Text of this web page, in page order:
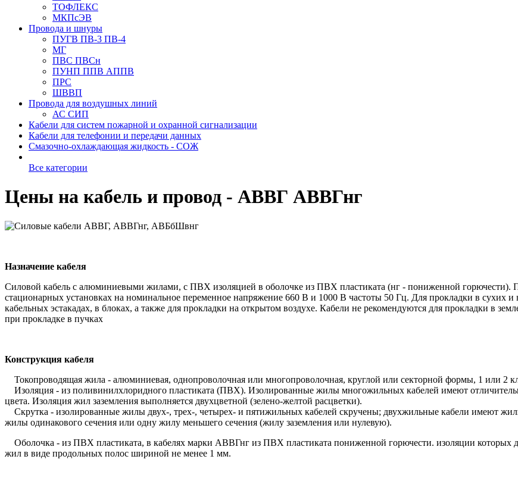
ТОФЛЕКС
МКПсЭВ
Провода и шнуры
ПУГВ ПВ-3 ПВ-4
МГ
ПВС ПВСн
ПУНП ППВ АППВ
ПРС
ШВВП
Провода для воздушных линий
АС СИП
Кабели для систем пожарной и охранной сигнализации
Кабели для телефонии и передачи данных
Смазочно-охлаждающая жидкость - СОЖ
Все категории
Цены на кабель и провод - АВВГ АВВГнг
Назначение кабеля
Силовой кабель с алюминиевыми жилами, с ПВХ изоляцией в оболочке из ПВХ пластиката (нг - пониженной горючести).
стационарных установках на номинальное переменное напряжение 660 В и 1000 В частоты 50 Гц. Для прокладки в сухих
кабельных эстакадах, в блоках, а также для прокладки на открытом воздухе. Кабели не рекомендуются для прокладки в
при прокладке в пучках
Конструкция кабеля
Токопроводящая жила - алюминиевая, однопроволочная или многопроволочная, круглой или секторной формы, 1 или 2
Изоляция - из поливинилхлоридного пластиката (ПВХ). Изолированные жилы многожильных кабелей имеют
цвета. Изоляция жил заземления выполняется двухцветной (зелено-желтой расцветки).
Скрутка - изолированные жилы двух-, трех-, четырех- и пятижильных кабелей скручены; двухжильные кабели имеют
жилы одинакового сечения или одну жилу меньшего сечения (жилу заземления или нулевую).
Оболочка - из ПВХ пластиката, в кабелях марки АВВГнг из ПВХ пластиката пониженной горючести. изоляции которых
жил в виде продольных полос шириной не менее 1 мм.